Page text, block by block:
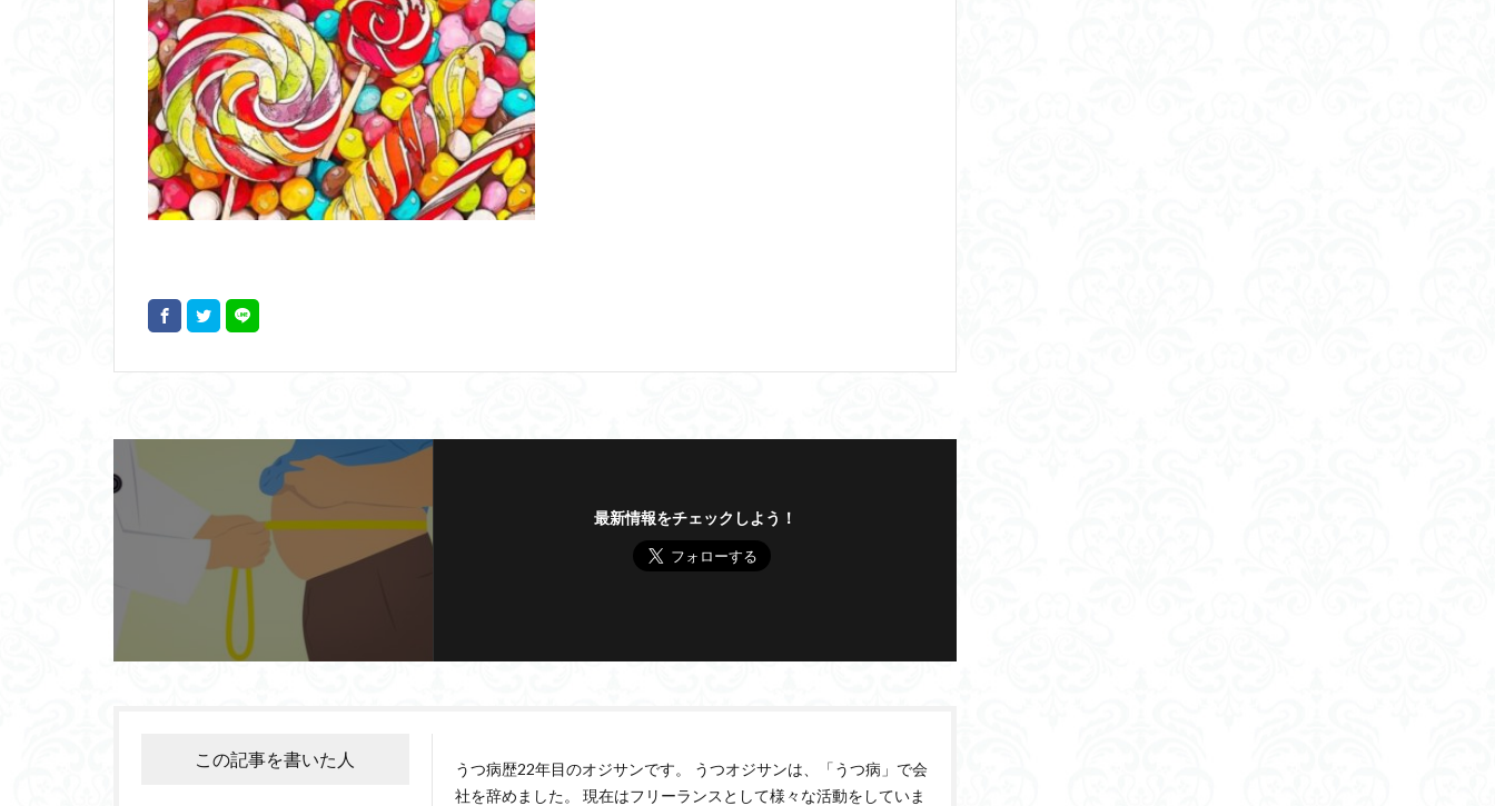
最新情報をチェックしよう！
この記事を書いた人
うつ病歴22年目のオジサンです。 うつオジサンは、「うつ病」で会
社を辞めました。 現在はフリーランスとして様々な活動をしていま